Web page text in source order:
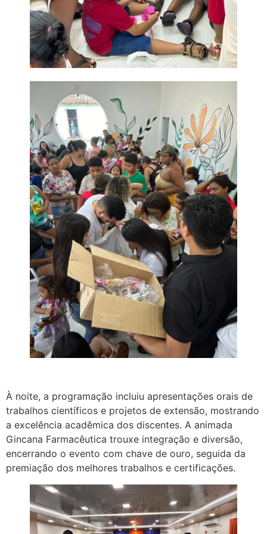
À noite, a programação incluiu apresentações orais de
trabalhos científicos e projetos de extensão, mostrando
a excelência acadêmica dos discentes. A animada
Gincana Farmacêutica trouxe integração e diversão,
encerrando o evento com chave de ouro, seguida da
premiação dos melhores trabalhos e certificações.